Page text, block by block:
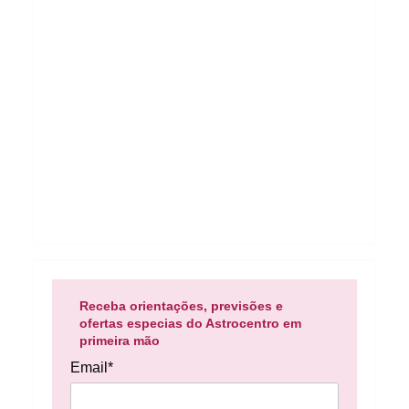
Receba orientações, previsões e
ofertas especias do Astrocentro em
primeira mão
Email*